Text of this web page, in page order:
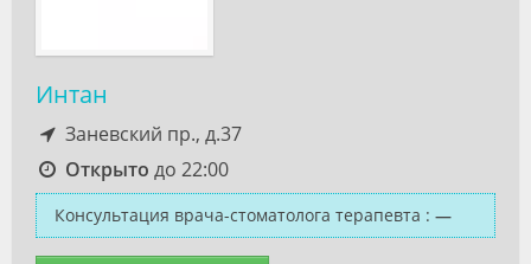
Интан
Заневский пр., д.37
Открыто до 22:00
Консультация врача-стоматолога терапевта : —